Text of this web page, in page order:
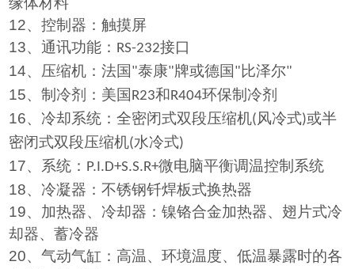
12、控制器：触摸屏
13、通讯功能： RS-232接口
14、压缩机：法国 "泰康"牌或德国 " 比泽尔"
15、制冷剂：美国 R23和R404环保制冷剂
16、冷却系统：全密闭式双段压缩机( 风冷式)或半
密闭式双段压缩机(水冷式)
17、系统： P.I.D+S.S.R+微电脑平衡调温控制系统
18、冷凝器：不锈钢钎焊板式换热器
19、加热器、冷却器：镍铬合金加热器、翅片式冷
却器、蓄冷器
20、气动气缸：高温、环境温度、低温暴露时的各